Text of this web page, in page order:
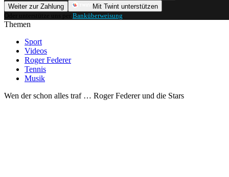
Weiter zur Zahlung
Mit Twint unterstützen
Oder unterstütze uns per Banküberweisung
Themen
Sport
Videos
Roger Federer
Tennis
Musik
Wen der schon alles traf … Roger Federer und die Stars